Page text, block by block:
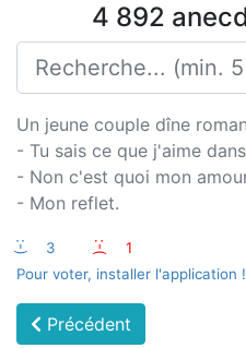
4 892
Un jeune couple dîne
- Tu sais ce que j'aime
- Non c'est quoi mon
- Mon reflet.
:-) 3 :-(
1
Pour voter, installer l'application !
Précédent